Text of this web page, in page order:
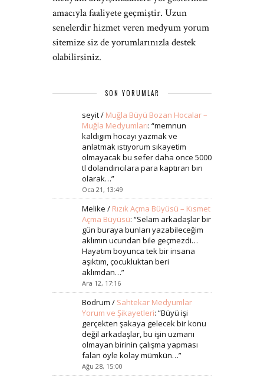
amacıyla faaliyete geçmiştir. Uzun
senelerdir hizmet veren medyum yorum
sitemize siz de yorumlarınızla destek
olabilirsiniz.
SON YORUMLAR
seyit/ Muğla Büyü Bozan Hocalar –
Muğla Medyumları: “memnun
kaldıgım hocayı yazmak ve
anlatmak ıstıyorum sıkayetim
olmayacak bu sefer daha once 5000
tl dolandırıcılara para kaptıran bırı
olarak…”
Oca 21, 13:49
Melike / Rızık Açma Büyüsü – Kısmet
Açma Büyüsü: “Selam arkadaşlar bir
gün buraya bunları yazabileceğim
aklımın ucundan bile geçmezdi…
Hayatım boyunca tek bir insana
aşıktım, çocukluktan beri
aklımdan…”
Ara 12, 17:16
Bodrum / Sahtekar Medyumlar
Yorum ve Şikayetleri: “Büyü işi
gerçekten şakaya gelecek bir konu
değil arkadaşlar, bu işin uzmanı
olmayan birinin çalışma yapması
falan öyle kolay mümkün…”
Ağu 28, 15:00